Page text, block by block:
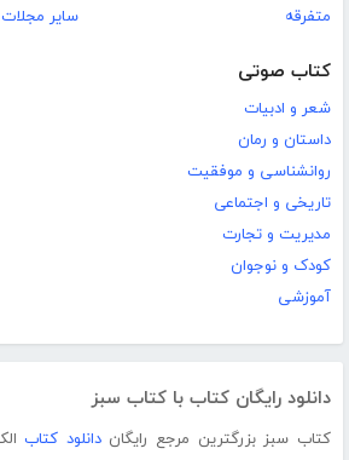
متفرقه
سایر مجلات
کتاب صوتی
شعر و ادبیات
داستان و رمان
روانشناسی و موفقیت
تاریخی و اجتماعی
مدیریت و تجارت
کودک و نوجوان
آموزشی
دانلود رایگان کتاب با کتاب سبز
کتاب سبز بزرگترین مرجع رایگاندانلود کتاب